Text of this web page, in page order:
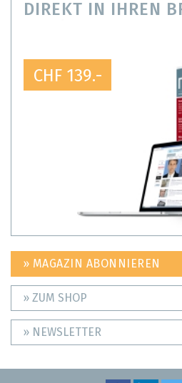
DIREKT IN IHREN
CHF 139.-
» MAGAZIN ABONNIEREN
» ZUM SHOP
» NEWSLETTER